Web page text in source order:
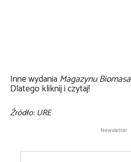
Inne wydaniaMagazynu Biomasa
Dlatego kliknij i czytaj!
Źródło: URE
Newsletter